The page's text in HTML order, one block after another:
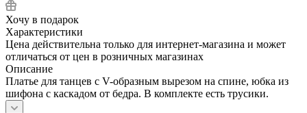
Хочу в подарок
Характеристики
Цена действительна только для интернет-магазина и может
отличаться от цен в розничных магазинах
Описание
Платье для танцев с V-образным вырезом на спине, юбка из
шифона с каскадом от бедра. В комплекте есть трусики.